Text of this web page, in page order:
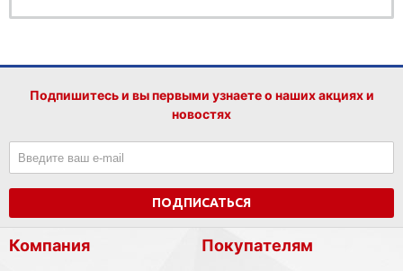
Подпишитесь и вы первыми узнаете о наших акциях и
новостях
ПОДПИСАТЬСЯ
Компания Покупателям